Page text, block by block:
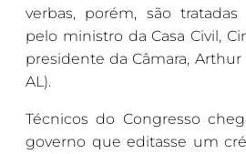
verbas, porém, são tratadas
pelo ministro da Casa Civil,
presidente da Câmara, Arthur
AL).
Técnicos do Congresso
governo que editasse um